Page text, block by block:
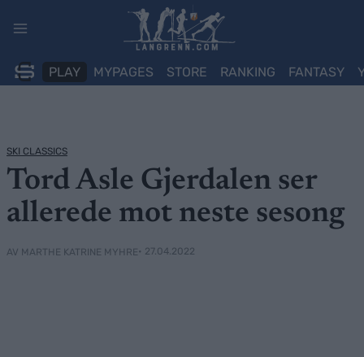
PLAY MYPAGES STORE RANKING FANTASY
SKI CLASSICS
Tord Asle Gjerdalen ser
allerede mot neste sesong
AV MARTHE KATRINE MYHRE• 27.04.2022